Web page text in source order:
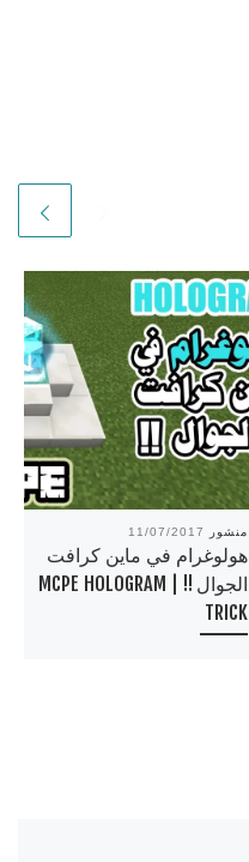
منشور 11/07/2017
هولوغرام في ماين كرافت
الجوال !! | MCPE HOLOGRAM
TRICK